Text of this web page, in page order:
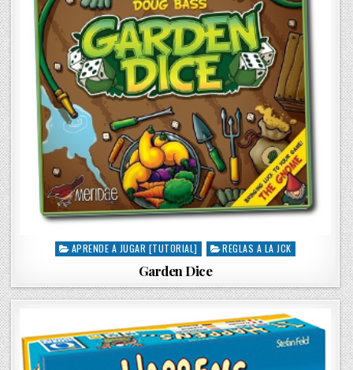
P
t
i
n
APRENDE A JUGAR [TUTORIAL] REGLAS A LA JCK
Garden Dice